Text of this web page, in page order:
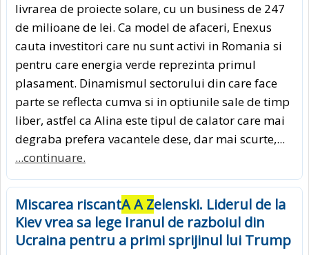
livrarea de proiecte solare, cu un business de 247
de milioane de lei. Ca model de afaceri, Enexus
cauta investitori care nu sunt activi in Romania si
pentru care energia verde reprezinta primul
plasament. Dinamismul sectorului din care face
parte se reflecta cumva si in optiunile sale de timp
liber, astfel ca Alina este tipul de calator care mai
degraba prefera vacantele dese, dar mai scurte,...
...continuare.
Miscarea riscantA A Zelenski. Liderul de la
Kiev vrea sa lege Iranul de razboiul din
Ucraina pentru a primi sprijinul lui Trump